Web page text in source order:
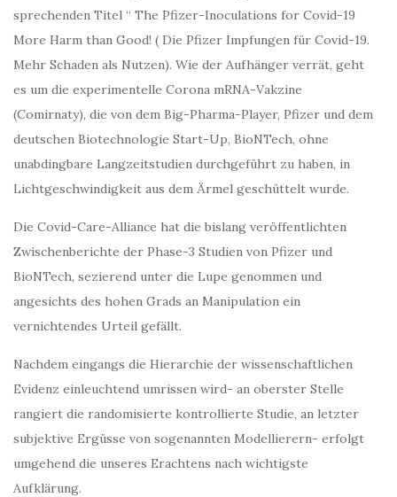
sprechenden Titel “ The Pfizer-Inoculations for Covid-19
More Harm than Good! ( Die Pfizer Impfungen für Covid-19.
Mehr Schaden als Nutzen). Wie der Aufhänger verrät, geht
es um die experimentelle Corona mRNA-Vakzine
(Comirnaty), die von dem Big-Pharma-Player, Pfizer und dem
deutschen Biotechnologie Start-Up, BioNTech, ohne
unabdingbare Langzeitstudien durchgeführt zu haben, in
Lichtgeschwindigkeit aus dem Ärmel geschüttelt wurde.
Die Covid-Care-Alliance hat die bislang veröffentlichten
Zwischenberichte der Phase-3 Studien von Pfizer und
BioNTech, sezierend unter die Lupe genommen und
angesichts des hohen Grads an Manipulation ein
vernichtendes Urteil gefällt.
Nachdem eingangs die Hierarchie der wissenschaftlichen
Evidenz einleuchtend umrissen wird- an oberster Stelle
rangiert die randomisierte kontrollierte Studie, an letzter
subjektive Ergüsse von sogenannten Modellierern- erfolgt
umgehend die unseres Erachtens nach wichtigste
Aufklärung.